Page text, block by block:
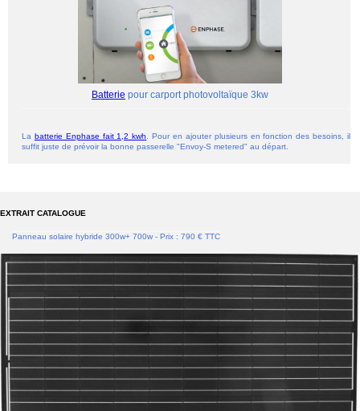
Batterie pour carport photovoltaïque 3kw
La batterie Enphase fait 1,2 kwh
. Pour en ajouter plusieurs en fonction des besoins, il
suffit juste de prévoir la bonne passerelle "Envoy-S metered" au départ.
EXTRAIT CATALOGUE
Panneau solaire hybride 300w+ 700w - Prix : 790 € TTC